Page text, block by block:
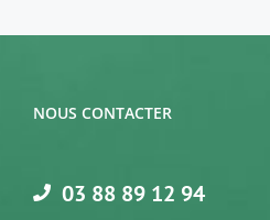
NOUS CONTACTER
03 88 89 12 94